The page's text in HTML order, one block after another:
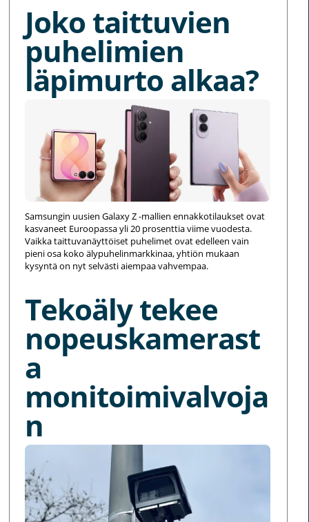
Joko taittuvien
puhelimien
läpimurto alkaa?
Samsungin uusien Galaxy Z -mallien ennakkotilaukset ovat
kasvaneet Euroopassa yli 20 prosenttia viime vuodesta.
Vaikka taittuvanäyttöiset puhelimet ovat edelleen vain
pieni osa koko älypuhelinmarkkinaa, yhtiön mukaan
kysyntä on nyt selvästi aiempaa vahvempaa.
Tekoäly tekee
nopeuskamerast
a
monitoimivalvoja
n